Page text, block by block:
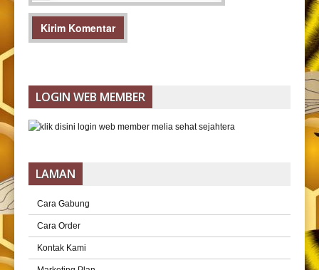
LOGIN WEB MEMBER
LAMAN
Cara Gabung
Cara Order
Kontak Kami